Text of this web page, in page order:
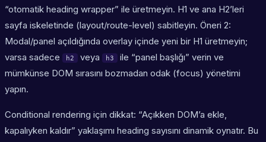
“otomatik heading wrapper” ile üretmeyin. H1 ve ana H2’leri
sayfa iskeletinde (layout/route-level) sabitleyin. Öneri 2:
Modal/panel açıldığında overlay içinde yeni bir H1 üretmeyin;
varsa sadece
h2 veya h3
ile “panel başlığı” verin ve
mümkünse DOM sırasını bozmadan odak (focus) yönetimi
yapın.
Conditional rendering için dikkat: “Açıkken DOM’a ekle,
kapalıyken kaldır” yaklaşımı heading sayısını dinamik oynatır. Bu